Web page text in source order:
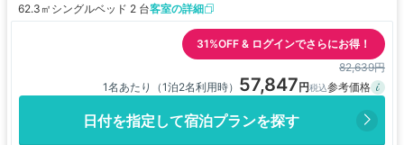
62.3㎡ シングルベッド 2 台客室の詳細
31%OFF & ログインでさらにお得！
82,639円
1名あたり（1泊2名利用時） 57,847
日付を指定して宿泊プランを探す